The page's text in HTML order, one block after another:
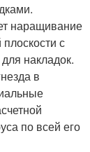
наращивание
с
накладок.
в
по всей его